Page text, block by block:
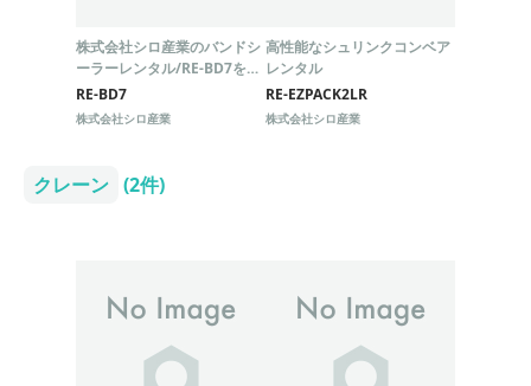
株式会社シロ産業のバンドシ
ーラーレンタル/RE-BD7をご
利用ください。
RE-BD7
株式会社シロ産業
高性能なシュリンクコンベア
レンタル
RE-EZPACK2LR
株式会社シロ産業
クレーン (2件)